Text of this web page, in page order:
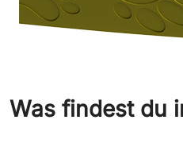
Was findest du